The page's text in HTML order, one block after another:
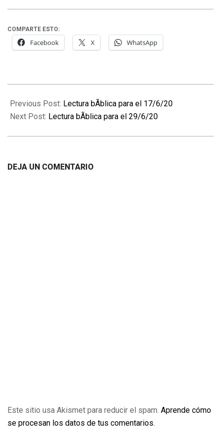
COMPARTE ESTO:
Facebook X WhatsApp
06-
18
Previous Post: Lectura bÃ­blica para el 17/6/20
Next Post: Lectura bÃ­blica para el 29/6/20
DEJA UN COMENTARIO
Este sitio usa Akismet para reducir el spam. Aprende cómo
se procesan los datos de tus comentarios.